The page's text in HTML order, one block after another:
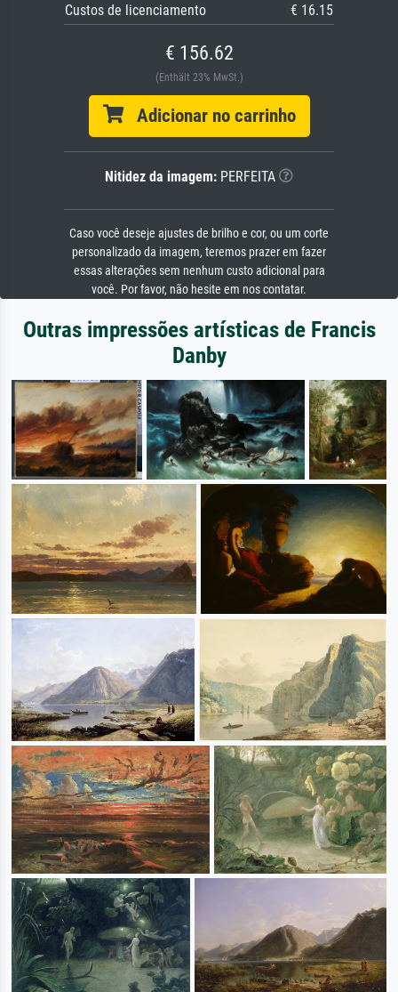
Custos de licenciamento
€ 16.15
€ 156.62
(Enthält 23% MwSt.)
Adicionar no carrinho
Nitidez da imagem: PERFEITA
Caso você deseje ajustes de brilho e cor, ou um corte
personalizado da imagem, teremos prazer em fazer
essas alterações sem nenhum custo adicional para
você. Por favor, não hesite em nos contatar.
Outras impressões artísticas de Francis
Danby